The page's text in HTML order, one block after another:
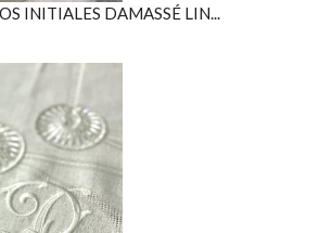
INITIALES DAMASSÉ LIN...